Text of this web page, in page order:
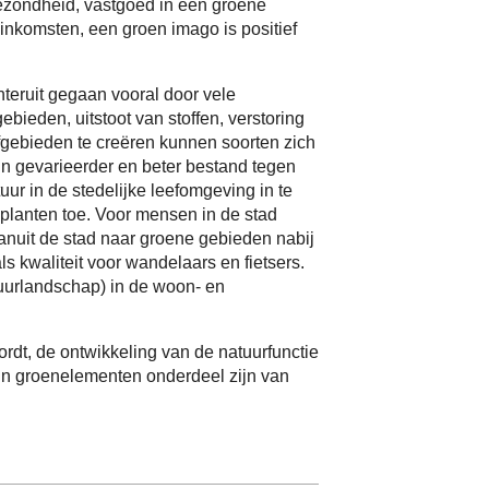
vastgoed in een groene
een groen imago is positief
gegaan vooral door vele
uitstoot van stoffen, verstoring
te creëren kunnen soorten zich
gevarieerder en beter bestand tegen
in de stedelijke leefomgeving in te
toe. Voor mensen in de stad
de stad naar groene gebieden nabij
kwaliteit voor wandelaars en fietsers.
in de woon- en
de ontwikkeling van de natuurfunctie
groenelementen onderdeel zijn van